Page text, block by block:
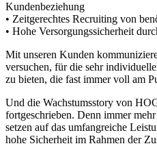
Kundenbeziehung
• Zeitgerechtes Recruiting von
• Hohe Versorgungssicherheit
Mit unseren Kunden
versuchen, für die sehr
zu bieten, die fast immer voll am
Und die Wachstumsstory von
fortgeschrieben. Denn immer
setzen auf das umfangreiche
hohe Sicherheit im Rahmen der